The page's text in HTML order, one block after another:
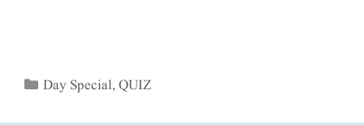
Categories
Day Special,QUIZ